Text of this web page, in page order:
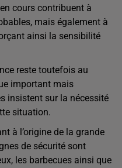
cours contribuent à
mais également à
ainsi la sensibilité
reste toutefois au
important mais
insistent sur la nécessité
situation.
à l’origine de la grande
de sécurité sont
les barbecues ainsi que